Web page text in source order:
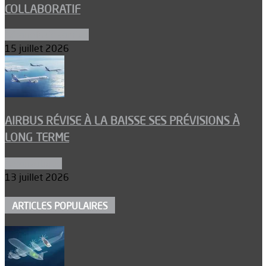
COLLABORATIF
15 juillet 2026
AIRBUS RÉVISE À LA BAISSE SES PRÉVISIONS À
LONG TERME
13 juillet 2026
ARTICLES POPULAIRES